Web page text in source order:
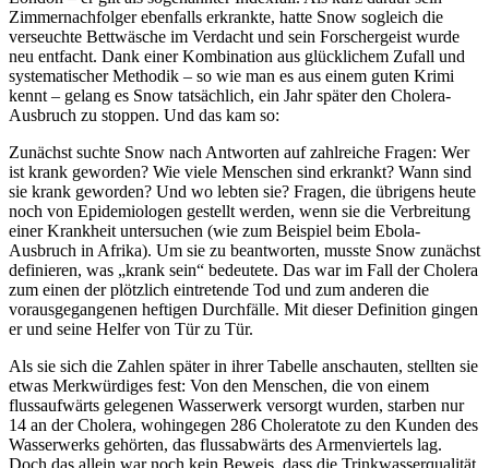
Zimmernachfolger ebenfalls erkrankte, hatte Snow sogleich die
verseuchte Bettwäsche im Verdacht und sein Forschergeist wurde
neu entfacht. Dank einer Kombination aus glücklichem Zufall und
systematischer Methodik – so wie man es aus einem guten Krimi
kennt – gelang es Snow tatsächlich, ein Jahr später den Cholera-
Ausbruch zu stoppen. Und das kam so:
Zunächst suchte Snow nach Antworten auf zahlreiche Fragen: Wer
ist krank geworden? Wie viele Menschen sind erkrankt? Wann sind
sie krank geworden? Und wo lebten sie? Fragen, die übrigens heute
noch von Epidemiologen gestellt werden, wenn sie die Verbreitung
einer Krankheit untersuchen (wie zum Beispiel beim Ebola-
Ausbruch in Afrika). Um sie zu beantworten, musste Snow zunächst
definieren, was „krank sein“ bedeutete. Das war im Fall der Cholera
zum einen der plötzlich eintretende Tod und zum anderen die
vorausgegangenen heftigen Durchfälle. Mit dieser Definition gingen
er und seine Helfer von Tür zu Tür.
Als sie sich die Zahlen später in ihrer Tabelle anschauten, stellten sie
etwas Merkwürdiges fest: Von den Menschen, die von einem
flussaufwärts gelegenen Wasserwerk versorgt wurden, starben nur
14 an der Cholera, wohingegen 286 Choleratote zu den Kunden des
Wasserwerks gehörten, das flussabwärts des Armenviertels lag.
Doch das allein war noch kein Beweis, dass die Trinkwasserqualität